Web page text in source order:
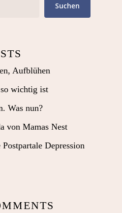
Suchen
Aufblühen
wichtig ist
Was nun?
von Mamas Nest
Depression